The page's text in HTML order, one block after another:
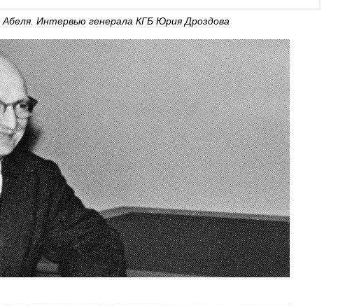
Абеля. Интервью генерала КГБ Юрия Дроздова